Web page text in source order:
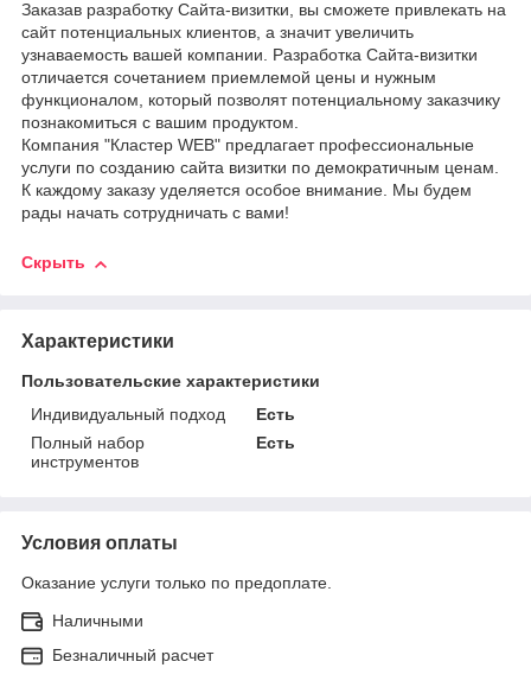
Заказав разработку Сайта-визитки, вы сможете привлекать на
сайт потенциальных клиентов, а значит увеличить
узнаваемость вашей компании. Разработка Сайта-визитки
отличается сочетанием приемлемой цены и нужным
функционалом, который позволят потенциальному заказчику
познакомиться с вашим продуктом.
Компания "Кластер WEB" предлагает профессиональные
услуги по созданию сайта визитки по демократичным ценам.
К каждому заказу уделяется особое внимание. Мы будем
рады начать сотрудничать с вами!
Скрыть
Характеристики
Пользовательские характеристики
Индивидуальный подход
Есть
Полный набор
инструментов
Есть
Условия оплаты
Оказание услуги только по предоплате.
Наличными
Безналичный расчет